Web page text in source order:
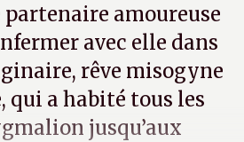
amoureuse
avec elle dans
rêve misogyne
qui a habité tous les
jusqu’aux